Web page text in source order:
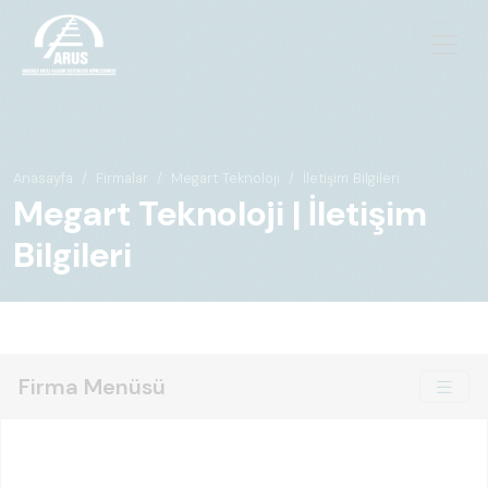
Anasayfa Firmalar Megart Teknoloji İletişim Bilgileri
Megart Teknoloji | İletişim
Bilgileri
Firma Menüsü